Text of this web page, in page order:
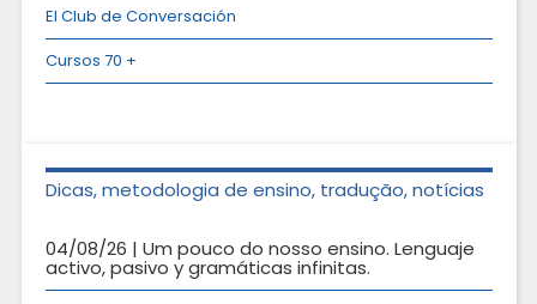
El Club de Conversación
Cursos 70 +
Dicas, metodologia de ensino, tradução, notícias
04/08/26 | Um pouco do nosso ensino. Lenguaje
activo, pasivo y gramáticas infinitas.